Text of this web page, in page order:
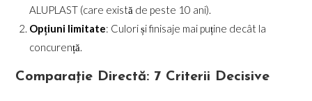
ALUPLAST (care există de peste 10 ani).
Opțiuni limitate: Culori și finisaje mai puține decât la
concurență.
Comparație Directă: 7 Criterii Decisive